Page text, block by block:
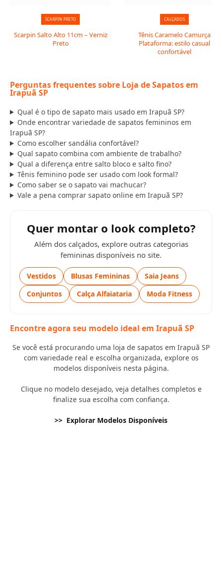
SCARPIN PRETO
Scarpin Salto Alto 11cm – Verniz
Preto
CALÇADOS
Tênis Caramelo Camurça
Plataforma: estilo casual
confortável
Perguntas frequentes sobre Loja de Sapatos em
Irapuã SP
Qual é o tipo de sapato mais usado em Irapuã SP?
Onde encontrar variedade de sapatos femininos em
Irapuã SP?
Como escolher sandália confortável?
Qual sapato combina com ambiente de trabalho?
Qual a diferença entre salto bloco e salto fino?
Tênis feminino pode ser usado com look formal?
Como saber se o sapato vai machucar?
Vale a pena comprar sapato online em Irapuã SP?
Quer montar o look completo?
Além dos calçados, explore outras categorias
femininas disponíveis no site.
Vestidos Blusas Femininas
Saia Jeans
Conjuntos
Calça Alfaiataria Moda Fitness
Encontre agora seu modelo ideal em Irapuã SP
Se você está procurando uma loja de sapatos em Irapuã SP
com variedade real e escolha organizada, explore os
modelos disponíveis nesta página.
Clique no modelo desejado, veja detalhes completos e
finalize sua escolha com confiança.
>> Explorar Modelos Disponíveis